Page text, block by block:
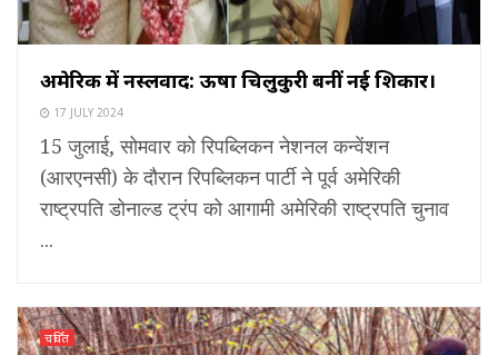
अमेरिकी में नस्लवाद: ऊषा चिलुकुरी बनीं नई शिकार।
17 JULY 2024
15 जुलाई, सोमवार को रिपब्लिकन नेशनल कन्वेंशन
(आरएनसी) के दौरान रिपब्लिकन पार्टी ने पूर्व अमेरिकी
राष्ट्रपति डोनाल्ड ट्रंप को आगामी अमेरिकी राष्ट्रपति चुनाव
...
चर्चित